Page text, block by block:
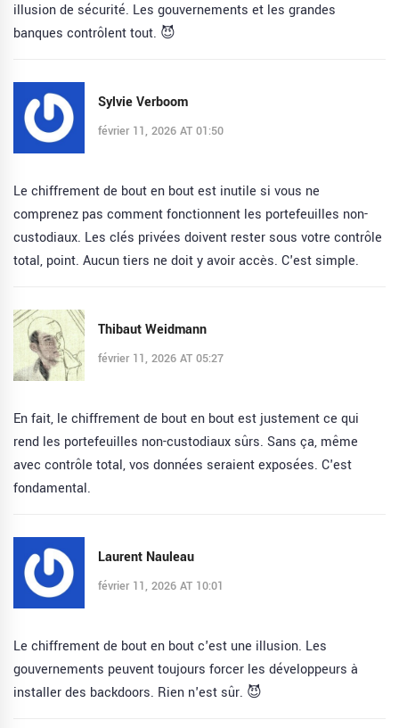
illusion de sécurité. Les gouvernements et les grandes
banques contrôlent tout. 😈
Sylvie Verboom
février 11, 2026 AT 01:50
Le chiffrement de bout en bout est inutile si vous ne
comprenez pas comment fonctionnent les portefeuilles non-
custodiaux. Les clés privées doivent rester sous votre contrôle
total, point. Aucun tiers ne doit y avoir accès. C'est simple.
Thibaut Weidmann
février 11, 2026 AT 05:27
En fait, le chiffrement de bout en bout est justement ce qui
rend les portefeuilles non-custodiaux sûrs. Sans ça, même
avec contrôle total, vos données seraient exposées. C'est
fondamental.
Laurent Nauleau
février 11, 2026 AT 10:01
Le chiffrement de bout en bout c'est une illusion. Les
gouvernements peuvent toujours forcer les développeurs à
installer des backdoors. Rien n'est sûr. 😈